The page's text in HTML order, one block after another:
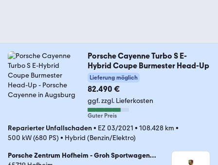
Porsche Cayenne Turbo S E-
Hybrid Coupe Burmester Head-Up
Lieferung möglich
82.490 €
ggf. zzgl. Lieferkosten
Guter Preis
Reparierter Unfallschaden• EZ 03/2021 • 108.428 km •
500 kW (680 PS) • Hybrid (Benzin/Elektro)
Porsche Zentrum Hofheim - Groh Sportwagen